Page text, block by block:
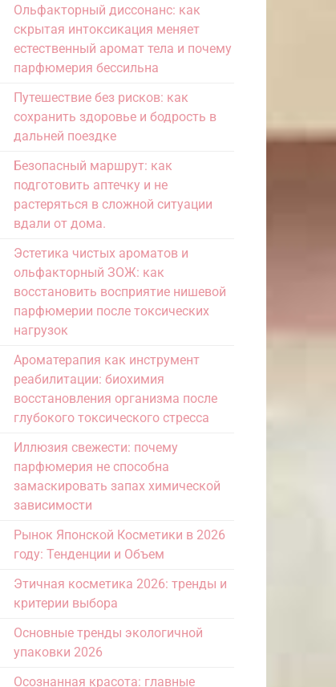
Ольфакторный диссонанс: как
скрытая интоксикация меняет
естественный аромат тела и почему
парфюмерия бессильна
Путешествие без рисков: как
сохранить здоровье и бодрость в
дальней поездке
Безопасный маршрут: как
подготовить аптечку и не
растеряться в сложной ситуации
вдали от дома.
Эстетика чистых ароматов и
ольфакторный ЗОЖ: как
восстановить восприятие нишевой
парфюмерии после токсических
нагрузок
Ароматерапия как инструмент
реабилитации: биохимия
восстановления организма после
глубокого токсического стресса
Иллюзия свежести: почему
парфюмерия не способна
замаскировать запах химической
зависимости
Рынок Японской Косметики в 2026
году: Тенденции и Объем
Этичная косметика 2026: тренды и
критерии выбора
Основные тренды экологичной
упаковки 2026
Осознанная красота: главные